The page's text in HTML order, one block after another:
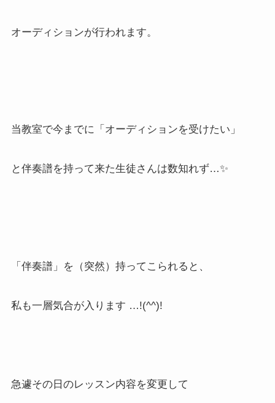
オーディションが行われます。
当教室で今までに「オーディションを受けたい」
と伴奏譜を持って来た生徒さんは数知れず…✨
「伴奏譜」を（突然）持ってこられると、
私も一層気合が入ります …!(^^)!
急遽その日のレッスン内容を変更して